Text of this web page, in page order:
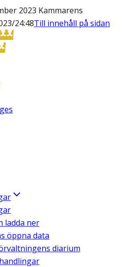
2023 Kammarens
24:48Till innehåll på sidan
ladda ner
öppna data
diarium